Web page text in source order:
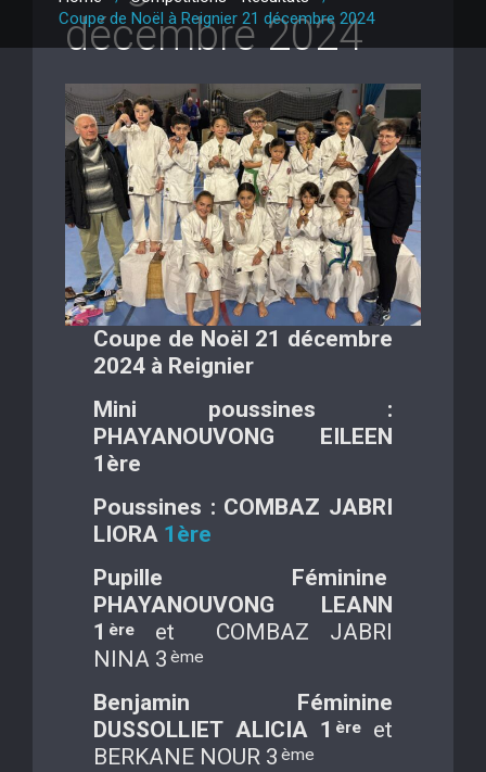
Coupe de Noël à Reignier 21 décembre 2024
décembre 2024
Coupe de Noël 21 décembre
2024 à Reignier
Mini poussines :
PHAYANOUVONG EILEEN
1ère
Poussines : COMBAZ JABRI
LIORA 1ère
Pupille Féminine
PHAYANOUVONG LEANN
1 ère
et COMBAZ JABRI
NINA 3 ème
Benjamin Féminine
DUSSOLLIET ALICIA 1 ère et
BERKANE NOUR 3 ème